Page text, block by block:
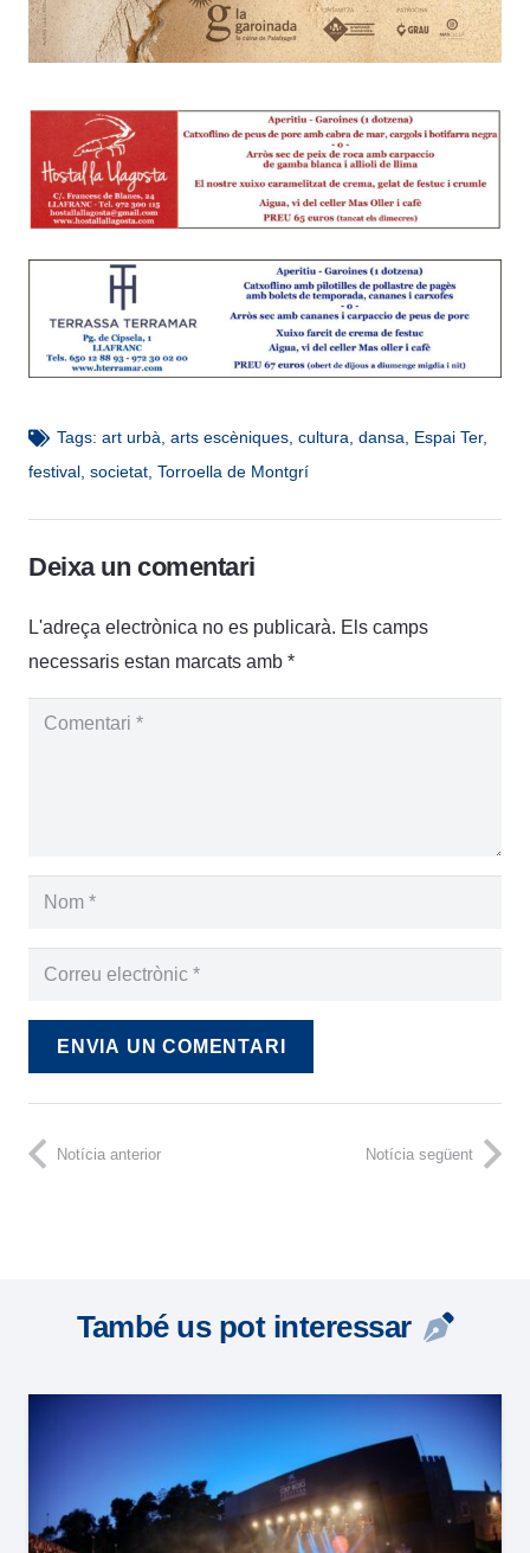
Tags: art urbà arts escèniques, cultura dansa Espai Ter,
festival societat Torroella de Montgrí
Deixa un comentari
L'adreça electrònica no es publicarà. Els camps
necessaris estan marcats amb *
ENVIA UN COMENTARI
Notícia anterior Notícia següent
També us pot interessar